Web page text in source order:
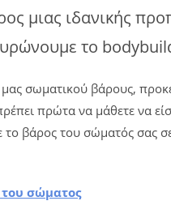
μιας ιδανικής
το
σωματικού βάρους,
πρώτα να μάθετε να
βάρος του σώματός σας
σώματος